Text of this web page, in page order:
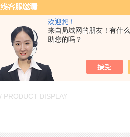
欢迎您！
来自局域网的朋友！有什
助您的吗？
/ PRODUCT DISPLAY